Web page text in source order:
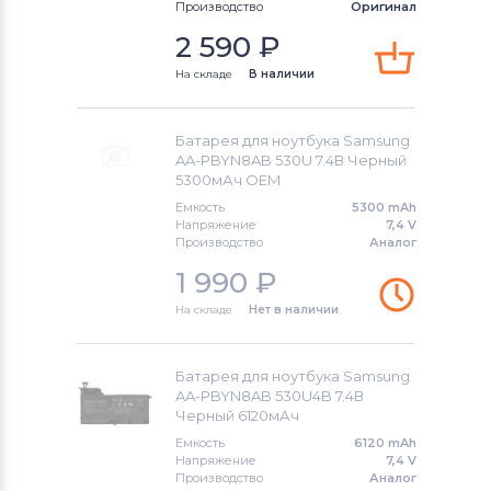
Аккумуляторы для ноутбуков
Thunderobot
Lenovo
Аккумуляторы для ноутбуков
Аккумуляторы для ноутбуков
Аккумуляторы для ноутбуков
Аккумуляторы для ноутбуковHP
Аккумуляторы для ноутбуков
Аккумуляторы для ноутбуков
Aegis Series
N Series
Производство
Оригинал
2 590 ₽
На складе В наличии
Батарея для ноутбука Samsung
AA-PBYN8AB 530U 7.4В Черный
5300мАч OEM
Емкость
5300 mAh
Напряжение
7,4 V
Производство
Аналог
1 990 ₽
На складе Нет в наличии
Батарея для ноутбука Samsung
AA-PBYN8AB 530U4B 7.4В
Черный 6120мАч
Емкость
6120 mAh
Напряжение
7,4 V
Производство
Аналог